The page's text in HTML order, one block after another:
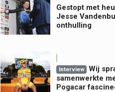
Gestopt met
Jesse
onthulling
Interview
Wij
samenwerkte
Pogacar